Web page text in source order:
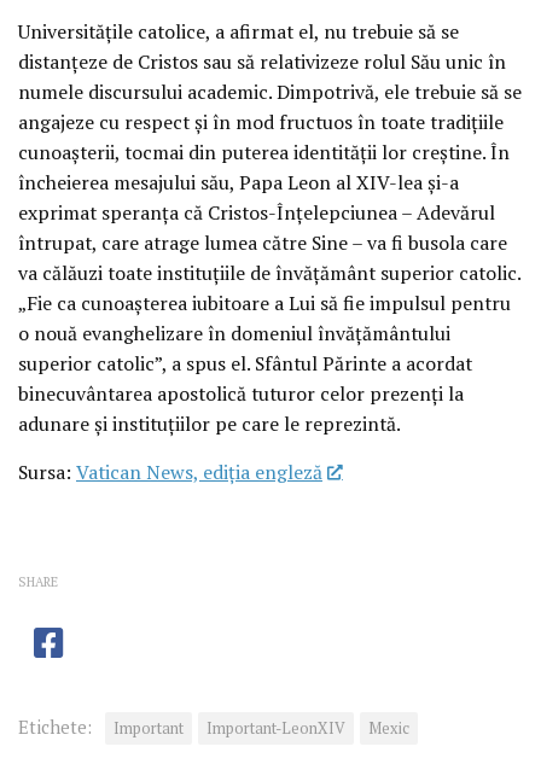
Universitățile catolice, a afirmat el, nu trebuie să se
distanțeze de Cristos sau să relativizeze rolul Său unic în
numele discursului academic. Dimpotrivă, ele trebuie să se
angajeze cu respect și în mod fructuos în toate tradițiile
cunoașterii, tocmai din puterea identității lor creștine. În
încheierea mesajului său, Papa Leon al XIV-lea și-a
exprimat speranța că Cristos-Înțelepciunea – Adevărul
întrupat, care atrage lumea către Sine – va fi busola care
va călăuzi toate instituțiile de învățământ superior catolic.
„Fie ca cunoașterea iubitoare a Lui să fie impulsul pentru
o nouă evanghelizare în domeniul învățământului
superior catolic”, a spus el. Sfântul Părinte a acordat
binecuvântarea apostolică tuturor celor prezenți la
adunare și instituțiilor pe care le reprezintă.
Sursa: Vatican News, ediția engleză
SHARE
Etichete: Important Important-LeonXIV Mexic